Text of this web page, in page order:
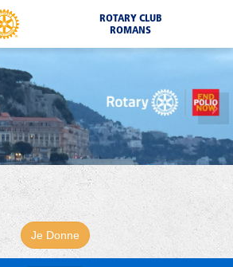
ROTARY CLUB
ROMANS
Je Donne